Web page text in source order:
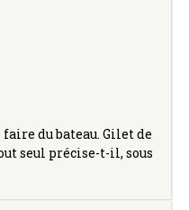
du bateau. Gilet de
seul précise-t-il, sous